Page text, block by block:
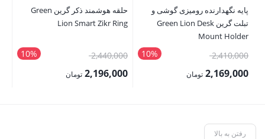
پایه نگهدارنده رومیزی گوشی و
تبلت گرین Green Lion Desk
Mount Holder
10% 2,410,000قیمت
اصلی:2,169,000 تومان
2,169,000 تومان.
حلقه هوشمند ذکر گرین Green
Lion Smart Zikr Ring
10% 2,440,000قیمت
اصلی:2,196,000 تومان
رفتن به بالا